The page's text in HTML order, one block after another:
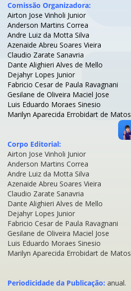
Comissão Organizadora:
Airton Jose Vinholi Junior
Anderson Martins Correa
Andre Luiz da Motta Silva
Azenaide Abreu Soares Vieira
Claudio Zarate Sanavria
Dante Alighieri Alves de Mello
Dejahyr Lopes Junior
Fabricio Cesar de Paula Ravagnani
Gesilane de Oliveira Maciel Jose
Luis Eduardo Moraes Sinesio
Marilyn Aparecida Errobidart de Matos
Corpo Editorial:
Airton Jose Vinholi Junior
Anderson Martins Correa
Andre Luiz da Motta Silva
Azenaide Abreu Soares Vieira
Claudio Zarate Sanavria
Dante Alighieri Alves de Mello
Dejahyr Lopes Junior
Fabricio Cesar de Paula Ravagnani
Gesilane de Oliveira Maciel Jose
Luis Eduardo Moraes Sinesio
Marilyn Aparecida Errobidart de Matos
Periodicidade da Publicação: anual.